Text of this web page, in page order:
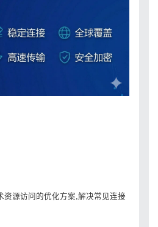
源访问的优化方案,解决常见连接